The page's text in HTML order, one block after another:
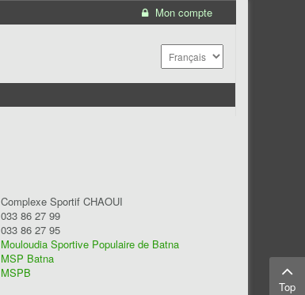
Mon compte
Complexe Sportif CHAOUI
033 86 27 99
033 86 27 95
Mouloudia Sportive Populaire de Batna
MSP Batna
MSPB
Top